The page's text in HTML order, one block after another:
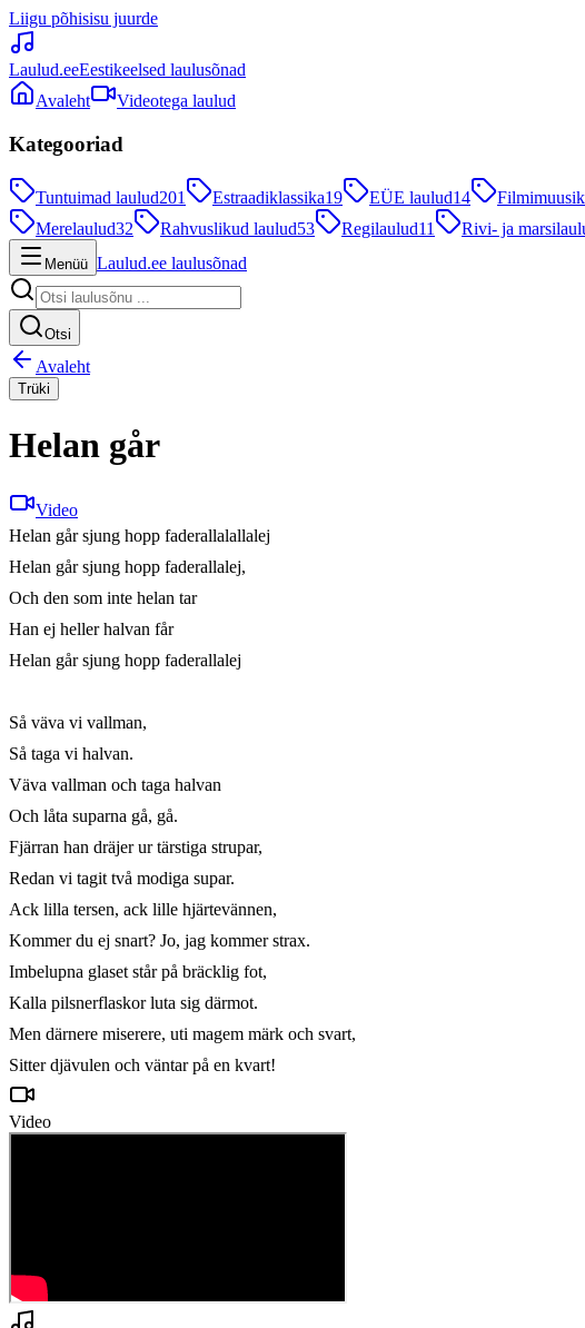
Liigu põhisisu juurde
Laulud.eeEestikeelsed laulusõnad
Avaleht
Videotega laulud
Kategooriad
Tuntuimad laulud201 Estraadiklassika19 EÜE laulud14
Merelaulud32 Rahvuslikud laulud53 Regilaulud11 Rivi- ja
Menüü Laulud.ee laulusõnad
Otsi
Avaleht
Trüki
Helan går
Video
Helan går sjung hopp faderallalallalej
Helan går sjung hopp faderallalej,
Och den som inte helan tar
Han ej heller halvan får
Helan går sjung hopp faderallalej
Så väva vi vallman,
Så taga vi halvan.
Väva vallman och taga halvan
Och låta suparna gå, gå.
Fjärran han dräjer ur tärstiga strupar,
Redan vi tagit två modiga supar.
Ack lilla tersen, ack lille hjärtevännen,
Kommer du ej snart? Jo, jag kommer strax.
Imbelupna glaset står på bräcklig fot,
Kalla pilsnerflaskor luta sig därmot.
Men därnere miserere, uti magem märk och svart,
Sitter djävulen och väntar på en kvart!
Video